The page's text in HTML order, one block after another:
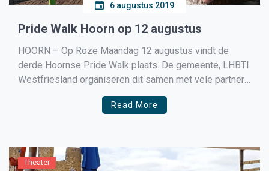
6 augustus 2019
Pride Walk Hoorn op 12 augustus
HOORN – Op Roze Maandag 12 augustus vindt de
derde Hoornse Pride Walk plaats. De gemeente, LHBTI
Westfriesland organiseren dit samen met vele partners
Read More
Theater